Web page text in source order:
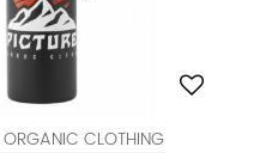
ORGANIC CLOTHING